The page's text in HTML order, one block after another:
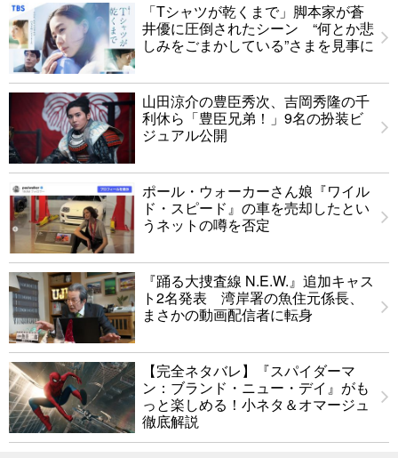
「Tシャツが乾くまで」脚本家が蒼
井優に圧倒されたシーン “何とか悲
しみをごまかしている”さまを見事に
山田涼介の豊臣秀次、吉岡秀隆の千
利休ら「豊臣兄弟！」9名の扮装ビ
ジュアル公開
ポール・ウォーカーさん娘『ワイル
ド・スピード』の車を売却したとい
うネットの噂を否定
『踊る大捜査線 N.E.W.』追加キャス
ト2名発表 湾岸署の魚住元係長、
まさかの動画配信者に転身
【完全ネタバレ】『スパイダーマ
ン：ブランド・ニュー・デイ』がも
っと楽しめる！小ネタ＆オマージュ
徹底解説